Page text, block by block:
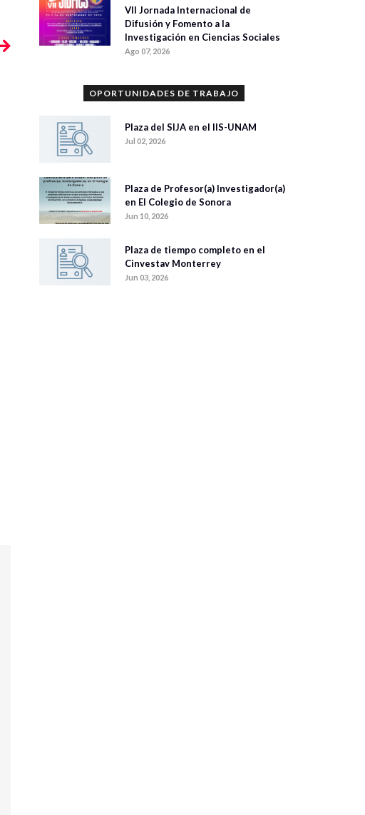
VII Jornada Internacional de
Difusión y Fomento a la
Investigación en Ciencias Sociales
Ago 07, 2026
OPORTUNIDADES DE TRABAJO
Plaza del SIJA en el IIS-UNAM
Jul 02, 2026
Plaza de Profesor(a) Investigador(a)
en El Colegio de Sonora
Jun 10, 2026
Plaza de tiempo completo en el
Cinvestav Monterrey
Jun 03, 2026